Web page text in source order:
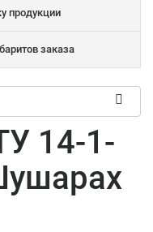
продукции
заказа
14-1-